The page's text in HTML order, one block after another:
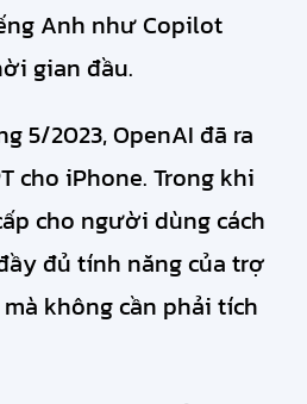
Anh như Copilot
gian đầu.
5/2023, OpenAI đã ra
cho iPhone. Trong khi
cho người dùng cách
đủ tính năng của trợ
không cần phải tích